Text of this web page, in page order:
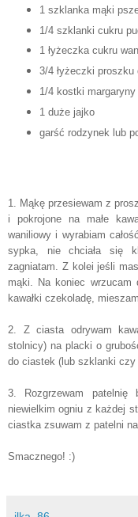
1 szklanka mąki
1/4 szklanki cukru
1 łyżeczka cukru
3/4 łyżeczki proszku
1/4 kostki margaryny
1 duże jajko
garść rodzynek lub
1. Mąkę przesiewam z
i pokrojone na małe
waniliowy i wyrabiam
sypka, nie chciała się
zagniatam. Z kolei jeśli
mąki. Na koniec wrzucam
kawałki czekoladę,
2. Z ciasta odrywam
stolnicy) na placki o
do ciastek (lub szklanki czy
3. Rozgrzewam
niewielkim ogniu z każdej
ciastka zsuwam z patelni
Smacznego! :)